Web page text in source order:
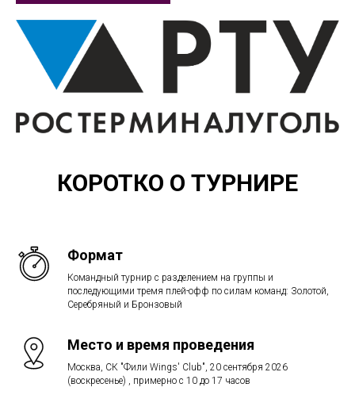
КОРОТКО О ТУРНИРЕ
Формат
Командный турнир с разделением на группы и
последующими тремя плей-офф по силам команд: Золотой,
Серебряный и Бронзовый
Место и время проведения
Москва, СК "Фили Wings' Club", 20 сентября 2026
(воскресенье) , примерно с 10 до 17 часов